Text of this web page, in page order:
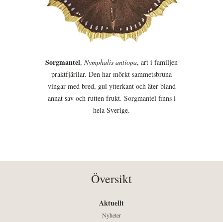
Sorgmantel, Nymphalis antiopa, art i familjen
praktfjärilar. Den har mörkt sammetsbruna
vingar med bred, gul ytterkant och äter bland
annat sav och rutten frukt. Sorgmantel finns i
hela Sverige.
Översikt
Aktuellt
Nyheter